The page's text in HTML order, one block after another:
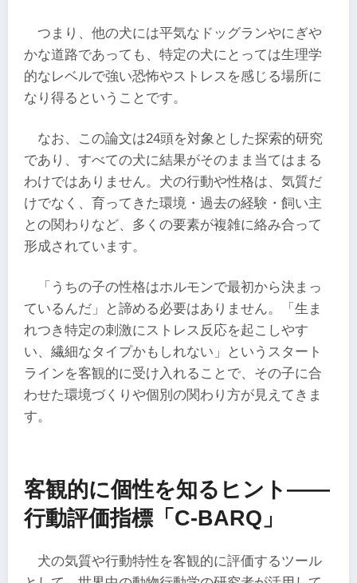
つまり、他の犬には平気なドッグランやにぎや
かな道路であっても、特定の犬にとっては生理学
的なレベルで強い恐怖やストレスを感じる場所に
なり得るということです。
なお、この論文は24頭を対象とした探索的研究
であり、すべての犬に結果がそのまま当てはまる
わけではありません。犬の行動や性格は、気質だ
けでなく、育ってきた環境・過去の経験・飼い主
との関わりなど、多くの要素が複雑に絡み合って
形成されています。
「うちの子の性格はホルモンで最初から決まっ
ているんだ」と諦める必要はありません。「生ま
れつき特定の刺激にストレス反応を起こしやす
い、繊細なタイプかもしれない」というスタート
ラインを客観的に受け入れることで、その子に合
わせた環境づくりや個別の関わり方が見えてきま
す。
客観的に個性を知るヒント――
行動評価指標「C-BARQ」
犬の気質や行動特性を客観的に評価するツール